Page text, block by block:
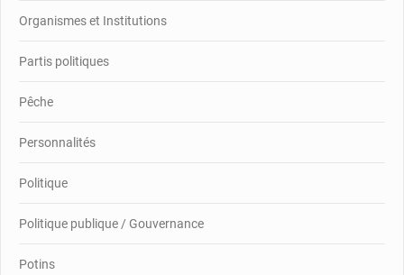
Organismes et Institutions
Partis politiques
Pêche
Personnalités
Politique
Politique publique / Gouvernance
Potins